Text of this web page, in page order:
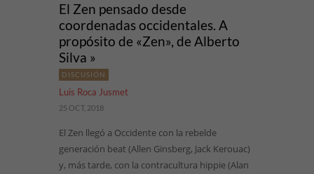
El Zen pensado desde
coordenadas occidentales. A
propósito de «Zen», de Alberto
Silva »
DISCUSIÓN
Luis Roca Jusmet
25 OCT, 2018
El Zen llegó a Occidente con la rebelde
generación beat (Allen Ginsberg, Jack Kerouac)
y, más tarde, con la contracultura hippie (Alan